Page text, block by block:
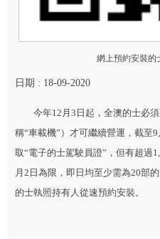
網上預約安裝的
日期 : 18-09-2020
今年12月3日起，全澳的士必須
稱“車載機”）才可繼續營運，截至
取“電子的士駕駛員證”，但有超過
月2日為限，即日均至少需為20部
的士執照持有人從速預約安裝。